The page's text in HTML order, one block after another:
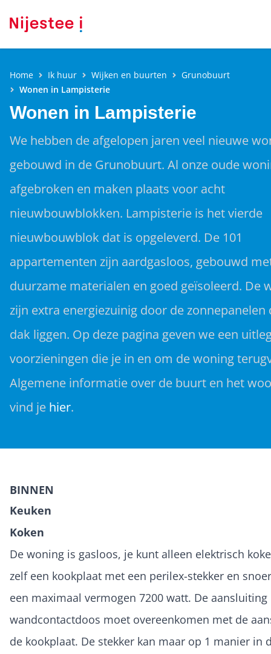
Home Ik huur Wijken en buurten
Grunobuurt
Wonen in Lampisterie
Wonen in Lampisterie
We hebben de afgelopen jaren veel nieuwe
gebouwd in de Grunobuurt. Al onze oude
afgebroken en maken plaats voor acht
nieuwbouwblokken. Lampisterie is het vierde
nieuwbouwblok dat is opgeleverd. De 101
appartementen zijn aardgasloos, gebouwd
duurzame materialen en goed geïsoleerd. De
zijn extra energiezuinig door de zonnepanelen
dak liggen. Op deze pagina geven we een
voorzieningen die je in en om de woning
Algemene informatie over de buurt en het
vind je hier.
BINNEN
Keuken
Koken
De woning is gasloos, je kunt alleen elektrisch
zelf een kookplaat met een perilex-stekker en
een maximaal vermogen 7200 watt. De aansluiting
wandcontactdoos moet overeenkomen met de
de kookplaat. De stekker kan maar op 1 manier in